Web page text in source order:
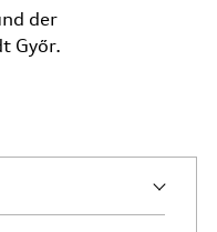
der
Győr.